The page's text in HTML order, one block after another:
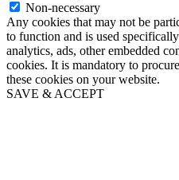
Non-necessary
Any cookies that may not be
to function and is used
analytics, ads, other embedded
cookies. It is mandatory to
these cookies on your website.
SAVE & ACCEPT